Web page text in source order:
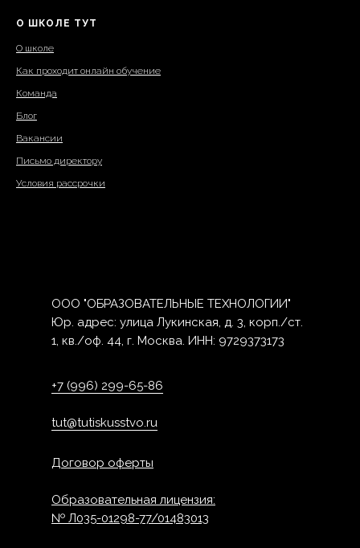
О ШКОЛЕ ТУТ
О школе
Как проходит онлайн обучение
Команда
Блог
Вакансии
Письмо директору
Условия рассрочки
ООО "ОБРАЗОВАТЕЛЬНЫЕ ТЕХНОЛОГИИ"
Юр. адрес: улица Лукинская, д. 3, корп./ст.
1, кв./оф. 44, г. Москва. ИНН: 9729373173
+7 (996) 299-65-86
tut@tutiskusstvo.ru
Договор оферты
Образовательная лицензия:
№ Л035-01298-77/01483013